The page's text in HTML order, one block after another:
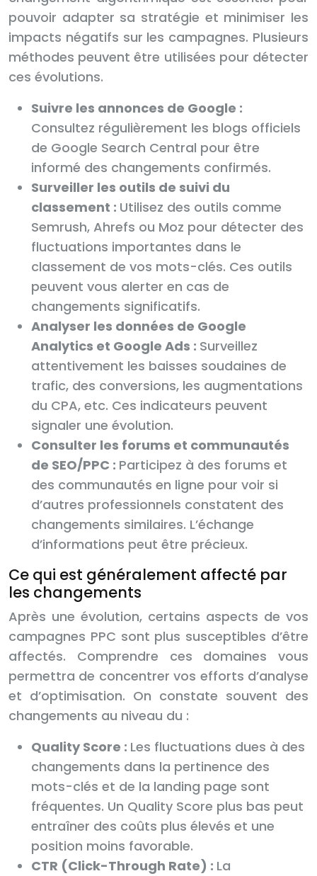
pouvoir adapter sa stratégie et minimiser les
impacts négatifs sur les campagnes. Plusieurs
méthodes peuvent être utilisées pour détecter
ces évolutions.
Suivre les annonces de Google :
Consultez régulièrement les blogs officiels
de Google Search Central pour être
informé des changements confirmés.
Surveiller les outils de suivi du
classement : Utilisez des outils comme
Semrush, Ahrefs ou Moz pour détecter des
fluctuations importantes dans le
classement de vos mots-clés. Ces outils
peuvent vous alerter en cas de
changements significatifs.
Analyser les données de Google
Analytics et Google Ads : Surveillez
attentivement les baisses soudaines de
trafic, des conversions, les augmentations
du CPA, etc. Ces indicateurs peuvent
signaler une évolution.
Consulter les forums et communautés
de SEO/PPC : Participez à des forums et
des communautés en ligne pour voir si
d’autres professionnels constatent des
changements similaires. L’échange
d’informations peut être précieux.
Ce qui est généralement affecté par
les changements
Après une évolution, certains aspects de vos
campagnes PPC sont plus susceptibles d’être
affectés. Comprendre ces domaines vous
permettra de concentrer vos efforts d’analyse
et d’optimisation. On constate souvent des
changements au niveau du :
Quality Score : Les fluctuations dues à des
changements dans la pertinence des
mots-clés et de la landing page sont
fréquentes. Un Quality Score plus bas peut
entraîner des coûts plus élevés et une
position moins favorable.
CTR (Click-Through Rate) : La